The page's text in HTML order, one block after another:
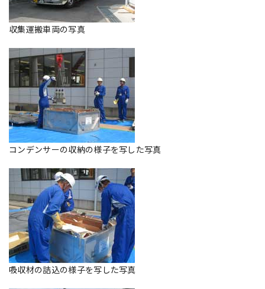
収集運搬車両の写真
コンデンサーの収納の様子を写した写真
吸収材の詰込の様子を写した写真